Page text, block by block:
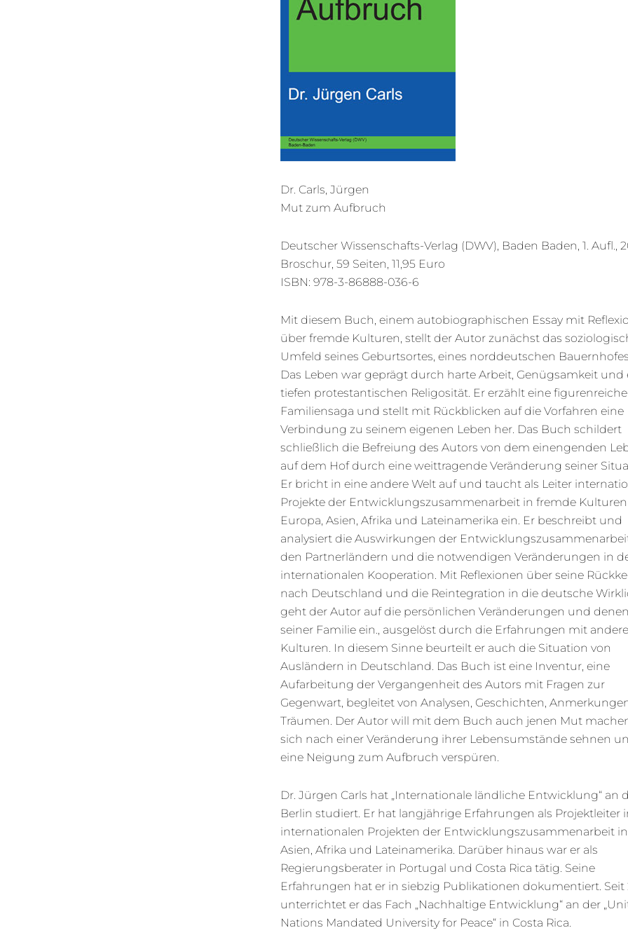
Dr. Carls, Jürgen
Mut zum Aufbruch
Deutscher Wissenschafts-Verlag (DWV), Baden Baden, 1. Aufl.,
Broschur, 59 Seiten, 11,95 Euro
ISBN: 978-3-86888-036-6
Mit diesem Buch, einem autobiographischen Essay mit
über fremde Kulturen, stellt der Autor zunächst das
Umfeld seines Geburtsortes, eines norddeutschen
Das Leben war geprägt durch harte Arbeit, Genügsamkeit und
tiefen protestantischen Religosität. Er erzählt eine figurenreiche
Familiensaga und stellt mit Rückblicken auf die Vorfahren eine
Verbindung zu seinem eigenen Leben her. Das Buch schildert
schließlich die Befreiung des Autors von dem einengenden
auf dem Hof durch eine weittragende Veränderung seiner
Er bricht in eine andere Welt auf und taucht als Leiter
Projekte der Entwicklungszusammenarbeit in fremde
Europa, Asien, Afrika und Lateinamerika ein. Er beschreibt und
analysiert die Auswirkungen der
den Partnerländern und die notwendigen Veränderungen in
internationalen Kooperation. Mit Reflexionen über seine
nach Deutschland und die Reintegration in die deutsche
geht der Autor auf die persönlichen Veränderungen und
seiner Familie ein., ausgelöst durch die Erfahrungen mit
Kulturen. In diesem Sinne beurteilt er auch die Situation von
Ausländern in Deutschland. Das Buch ist eine Inventur, eine
Aufarbeitung der Vergangenheit des Autors mit Fragen zur
Gegenwart, begleitet von Analysen, Geschichten,
Träumen. Der Autor will mit dem Buch auch jenen Mut
sich nach einer Veränderung ihrer Lebensumstände sehnen
eine Neigung zum Aufbruch verspüren.
Dr. Jürgen Carls hat „Internationale ländliche Entwicklung“ an
Berlin studiert. Er hat langjährige Erfahrungen als Projektleiter
internationalen Projekten der Entwicklungszusammenarbeit in
Asien, Afrika und Lateinamerika. Darüber hinaus war er als
Regierungsberater in Portugal und Costa Rica tätig. Seine
Erfahrungen hat er in siebzig Publikationen dokumentiert. Seit
unterrichtet er das Fach „Nachhaltige Entwicklung“ an der
Nations Mandated University for Peace“ in Costa Rica.